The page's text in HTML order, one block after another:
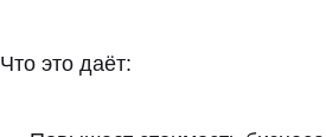
Что это даёт: